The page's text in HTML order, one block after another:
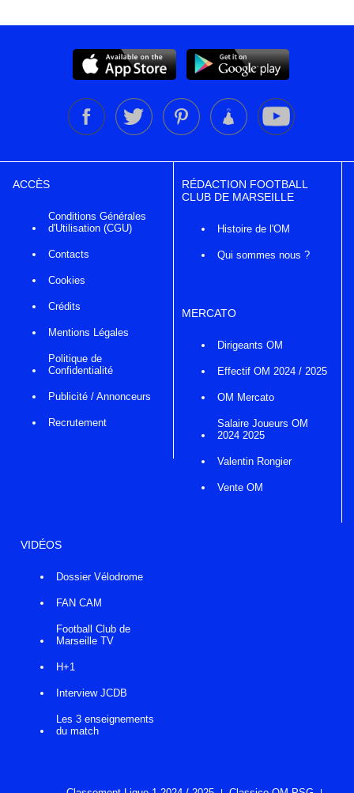
ACCÈS
Conditions Générales
d'Utilisation (CGU)
Contacts
Cookies
Crédits
Mentions Légales
Politique de
Confidentialité
Publicité / Annonceurs
Recrutement
RÉDACTION FOOTBALL
CLUB DE MARSEILLE
Histoire de l'OM
Qui sommes nous ?
MERCATO
Dirigeants OM
Effectif OM 2024 / 2025
OM Mercato
Salaire Joueurs OM
2024 2025
Valentin Rongier
Vente OM
VIDÉOS
Dossier Vélodrome
FAN CAM
Football Club de
Marseille TV
H+1
Interview JCDB
Les 3 enseignements
du match